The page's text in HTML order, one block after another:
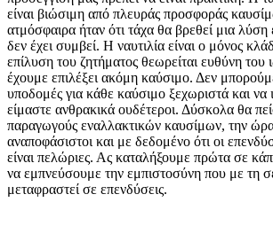
είναι βιώσιμη από πλευράς προσφοράς
ατμόσφαιρα ήταν ότι τάχα θα βρεθεί μια
δεν έχει συμβεί. Η ναυτιλία είναι ο μόνος
επίλυση του ζητήματος θεωρείται ευθύνη του
έχουμε επιλέξει ακόμη καύσιμο. Δεν
υποδομές για κάθε καύσιμο ξεχωριστά και να
είμαστε ανθρακικά ουδέτεροι. Δύσκολα θα
παραγωγούς εναλλακτικών καυσίμων, την
αναποφάσιστοι και με δεδομένο ότι οι
είναι πελώριες. Ας καταλήξουμε πρώτα σε
να εμπνεύσουμε την εμπιστοσύνη που με τη
μεταφραστεί σε επενδύσεις.